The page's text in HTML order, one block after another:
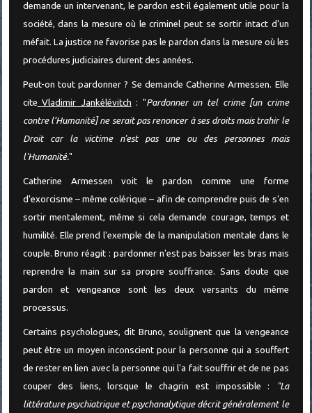
demande un intervenant, le pardon est-il également utile pour la
société, dans la mesure où le criminel peut se sortir intact d'un
méfait. La justice ne favorise pas le pardon dans la mesure où les
procédures judiciaires durent des années.
Peut-on tout pardonner ? Se demande Catherine Armessen. Elle
cite Vladimir Jankélévitch : "Pardonner un tel crime [un crime
contre l’Humanité] ne serait pas renoncer à ses droits mais trahir le
Droit car la victime n'est pas une ou des personnes mais
l'Humanité."
Catherine Armessen voit le pardon comme une forme
d'exorcisme – même colérique – afin de comprendre puis de s'en
sortir mentalement, même si cela demande courage, temps et
humilité. Elle prend l'exemple de la manipulation mentale dans le
couple. Bruno réagit : pardonner n'est pas baisser les bras mais
reprendre la main sur sa propre souffrance. Sans doute que
pardon et vengeance sont les deux versants du même
processus.
Certains psychologues, dit Bruno, soulignent que la vengeance
peut être un moyen inconscient pour la personne qui a souffert
de rester en lien avec la personne qui l'a fait souffrir et de ne pas
couper des liens, lorsque le chagrin est impossible :
"La
littérature psychiatrique et psychanalytique décrit généralement le